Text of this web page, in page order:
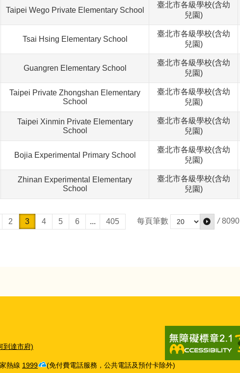
Taipei Wego Private Elementary School
臺北市各級學校(含幼
兒園)
Tsai Hsing Elementary School
臺北市各級學校(含幼
兒園)
Guangren Elementary School
臺北市各級學校(含幼
兒園)
Taipei Private Zhongshan Elementary
School
臺北市各級學校(含幼
兒園)
Taipei Xinmin Private Elementary
School
臺北市各級學校(含幼
兒園)
Bojia Experimental Primary School
臺北市各級學校(含幼
兒園)
Zhinan Experimental Elementary
School
臺北市各級學校(含幼
兒園)
2 3 4 5 6 ... 405 每頁筆數 / 8090
到達市府)
熱線 1999 (免付費電話服務，公共電話及預付卡除外)